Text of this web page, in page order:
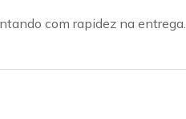
com rapidez na entrega.